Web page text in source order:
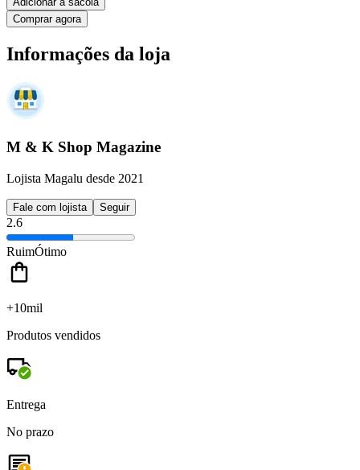
Comprar agora
Informações da loja
M & K Shop Magazine
Lojista Magalu desde 2021
Fale com lojista Seguir
2.6
RuimÓtimo
+10mil
Produtos vendidos
Entrega
No prazo